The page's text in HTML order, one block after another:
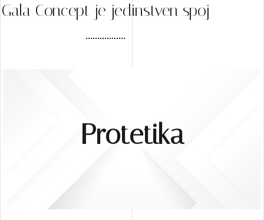
Gala Concept je jedinstven spoj
Protetika